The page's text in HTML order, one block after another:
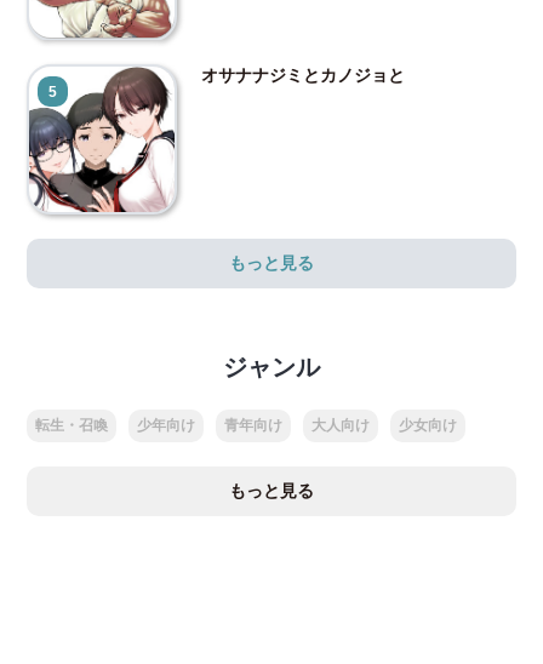
5
オサナナジミとカノジョと
もっと見る
ジャンル
転生・召喚 少年向け 青年向け 大人向け 少女向け
もっと見る